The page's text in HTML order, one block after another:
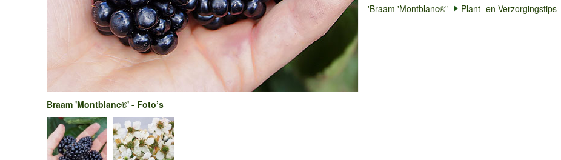
'Braam 'Montblanc®''
Plant- en Verzorgingstips
Braam 'Montblanc®' - Foto’s